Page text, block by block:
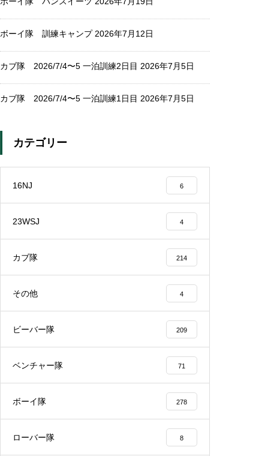
ボーイ隊 訓練キャンプ 2026年7月12日
カブ隊 2026/7/4〜5 一泊訓練2日目 2026年7月5日
カブ隊 2026/7/4〜5 一泊訓練1日目 2026年7月5日
カテゴリー
16NJ 6
23WSJ 4
カブ隊 214
その他 4
ビーバー隊 209
ベンチャー隊 71
ボーイ隊 278
ローバー隊 8